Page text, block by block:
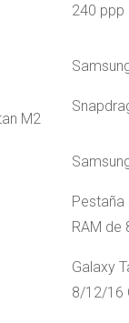
240 ppp
M2
Pestaña
RAM de
Galaxy
8/12/16